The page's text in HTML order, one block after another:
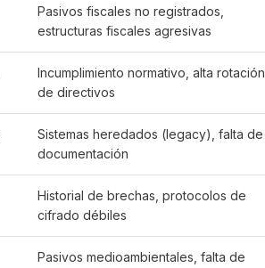
Pasivos fiscales no registrados,
estructuras fiscales agresivas
Incumplimiento normativo, alta rotación
de directivos
Sistemas heredados (legacy), falta de
documentación
Historial de brechas, protocolos de
cifrado débiles
Pasivos medioambientales, falta de